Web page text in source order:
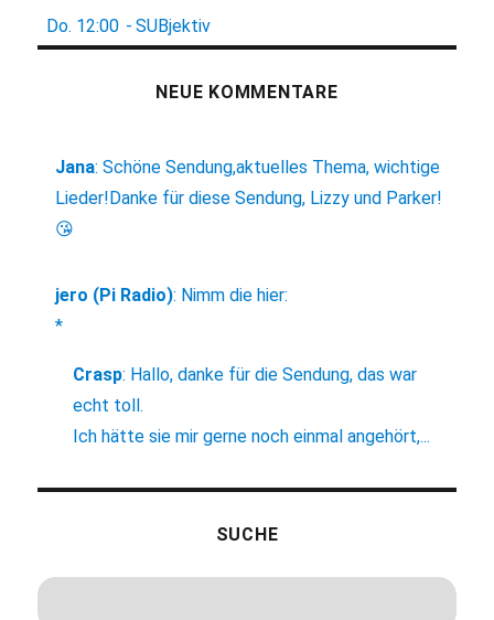
Do. 12:00 - SUBjektiv
NEUE KOMMENTARE
Jana:Schöne Sendung,aktuelles Thema, wichtige
Lieder!Danke für diese Sendung, Lizzy und Parker!
😘
jero (Pi Radio): Nimm die hier:
*
Crasp: Hallo, danke für die Sendung, das war
echt toll.
Ich hätte sie mir gerne noch einmal angehört,...
SUCHE